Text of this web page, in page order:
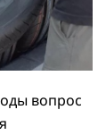
вопрос